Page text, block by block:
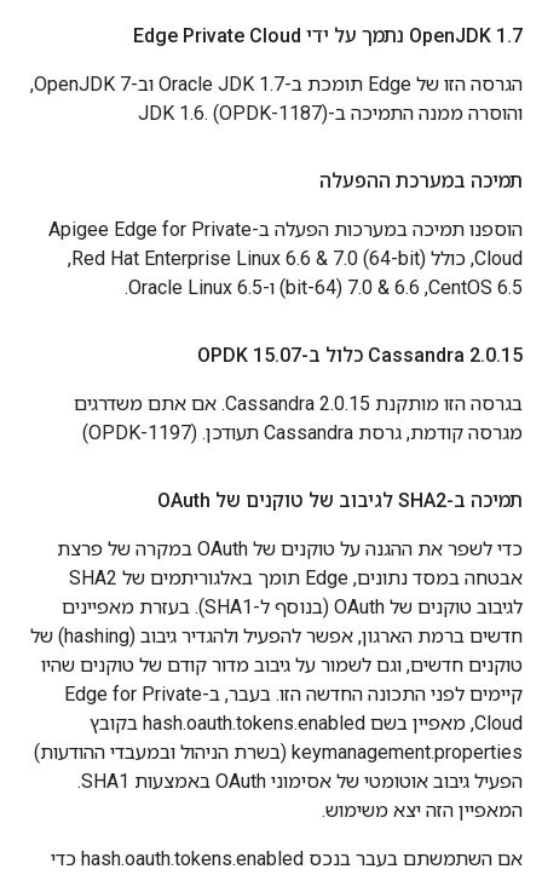
‫OpenJDK 1 .7 נתמך על ידי Edge Private Cloud
הגרסה הזו של Edge תומכת ב-Oracle JDK 1.7 וב-OpenJDK 7,
והוסרה ממנה התמיכה ב-JDK 1.6. (OPDK-1187)
תמיכה במערכת ההפעלה
הוספנו תמיכה במערכות הפעלה ב-Apigee Edge for Private
Cloud, כולל Red Hat Enterprise Linux 6.6 & 7.0 (64-bit),‏
CentOS 6.5,‏ 6.6 & 7.0 (64-bit) ו-Oracle Linux 6.5.
‫Cassandra 2.0.15 כלול ב-OPDK 15 .07
בגרסה הזו מותקנת Cassandra 2.0.15. אם אתם משדרגים
מגרסה קודמת, גרסת Cassandra תעודכן. (OPDK-1197)
תמיכה ב-SHA2 לגיבוב של טוקנים של OAuth
כדי לשפר את ההגנה על טוקנים של OAuth במקרה של פרצת
אבטחה במסד נתונים, Edge תומך באלגוריתמים של SHA2
לגיבוב טוקנים של OAuth (בנוסף ל-SHA1). בעזרת מאפיינים
חדשים ברמת הארגון, אפשר להפעיל ולהגדיר גיבוב (hashing) של
טוקנים חדשים, וגם לשמור על גיבוב מדור קודם של טוקנים שהיו
קיימים לפני התכונה החדשה הזו. בעבר, ב-Edge for Private
Cloud, מאפיין בשם hash.oauth.tokens.enabled בקובץ
keymanagement.properties (בשרת הניהול ובמעבדי ההודעות)
הפעיל גיבוב אוטומטי של אסימוני OAuth באמצעות SHA1.
המאפיין הזה יצא משימוש.
אם השתמשתם בעבר בנכס hash.oauth.tokens.enabled כדי